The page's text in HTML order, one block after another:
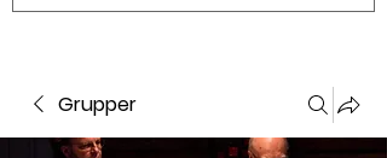
Grupper